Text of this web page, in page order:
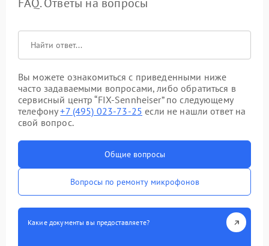
Вы можете ознакомиться с приведенными ниже
часто задаваемыми вопросами, либо обратиться в
сервисный центр “FIX-Sennheiser” по следующему
телефону+7 (495) 023-73-25 если не нашли ответ на
свой вопрос.
Общие вопросы
Вопросы по ремонту микрофонов
Какие документы вы предоставляете?